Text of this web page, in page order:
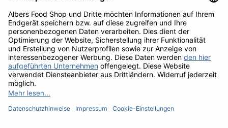
Kundendienst werktags von 9-15 Uhr unter
Telefon0211/94 29 40
info@albersfoodshop.de
www.albersfood.de
INFORMATIONEN
Zahlungs-, Liefer- und Versandbedingungen
Daten­schutz­er­klä­rung
Unsere AGB
FRAGEN UND ANTWORTEN
Häufig gestellte Fragen
SERVICE